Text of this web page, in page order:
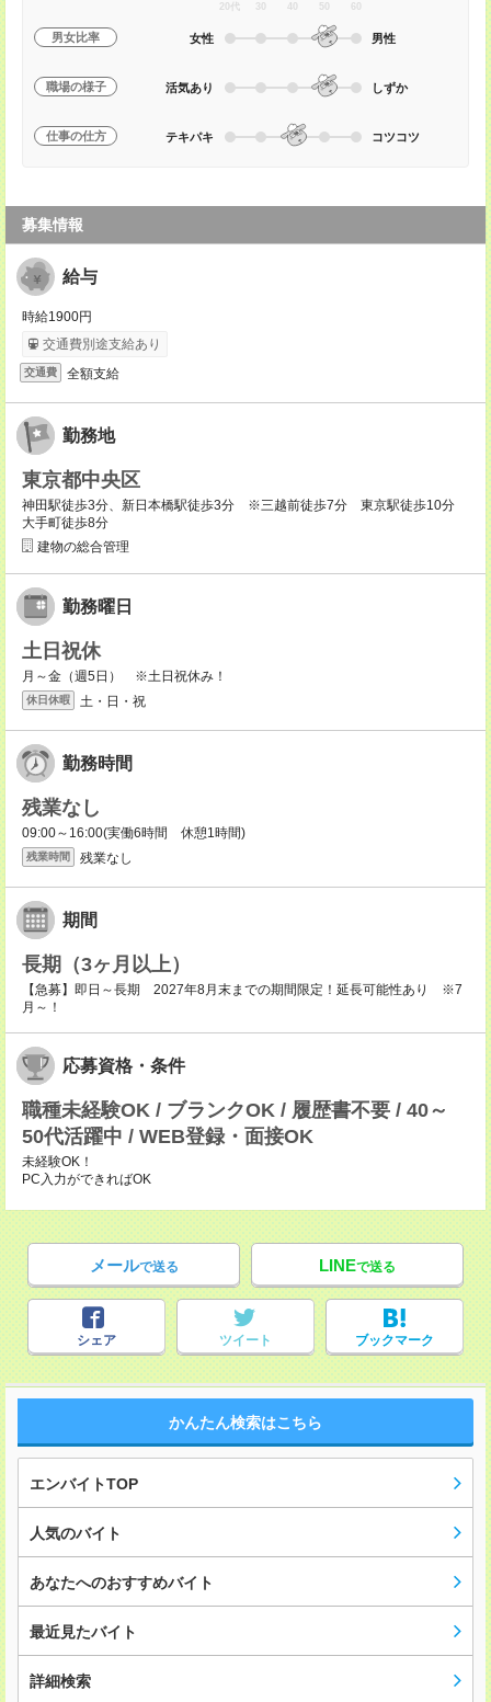
20代 30 40 50 60
男女比率 女性 男性
職場の様子 活気あり しずか
仕事の仕方 テキパキ コツコツ
募集情報
給与
時給1900円
交通費別途支給あり
交通費 全額支給
勤務地
東京都中央区
神田駅徒歩3分、新日本橋駅徒歩3分 ※三越前徒歩7分 東京駅徒歩10分
大手町徒歩8分
建物の総合管理
勤務曜日
土日祝休
月～金（週5日） ※土日祝休み！
休日休暇 土・日・祝
勤務時間
残業なし
09:00～16:00(実働6時間 休憩1時間)
残業時間 残業なし
期間
長期（3ヶ月以上）
【急募】即日～長期 2027年8月末までの期間限定！延長可能性あり ※7
月～！
応募資格・条件
職種未経験OK / ブランクOK / 履歴書不要 / 40～
50代活躍中 / WEB登録・面接OK
未経験OK！
PC入力ができればOK
メールで送る LINEで送る
シェア ツイート ブックマーク
かんたん検索はこちら
エンバイトTOP
人気のバイト
あなたへのおすすめバイト
最近見たバイト
詳細検索